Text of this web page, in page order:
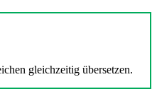
gleichzeitig übersetzen.